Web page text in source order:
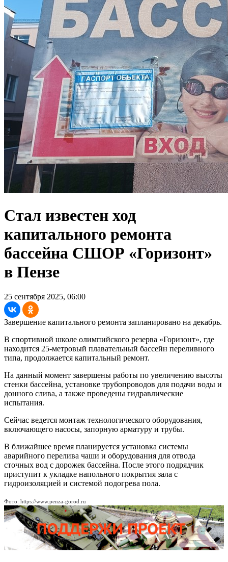
Стал известен ход
капитального ремонта
бассейна СШОР «Горизонт»
в Пензе
25 сентября 2025, 06:00
Завершение капитального ремонта запланировано на декабрь.
В спортивной школе олимпийского резерва «Горизонт», где
находится 25-метровый плавательный бассейн переливного
типа, продолжается капитальный ремонт.
На данный момент завершены работы по увеличению высоты
стенки бассейна, установке трубопроводов для подачи воды и
донного слива, а также проведены гидравлические
испытания.
Сейчас ведется монтаж технологического оборудования,
включающего насосы, запорную арматуру и трубы.
В ближайшее время планируется установка системы
аварийного перелива чаши и оборудования для отвода
сточных вод с дорожек бассейна. После этого подрядчик
приступит к укладке напольного покрытия зала с
гидроизоляцией и системой подогрева пола.
Фото: https://www.penza-gorod.ru